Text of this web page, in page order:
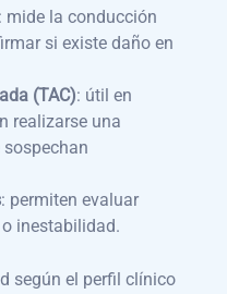
: mide la conducción
si existe daño en
(TAC): útil en
realizarse una
: permiten evaluar
inestabilidad.
según el perfil clínico